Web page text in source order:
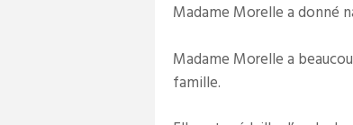
Madame Morelle a donné
Madame Morelle a
famille.